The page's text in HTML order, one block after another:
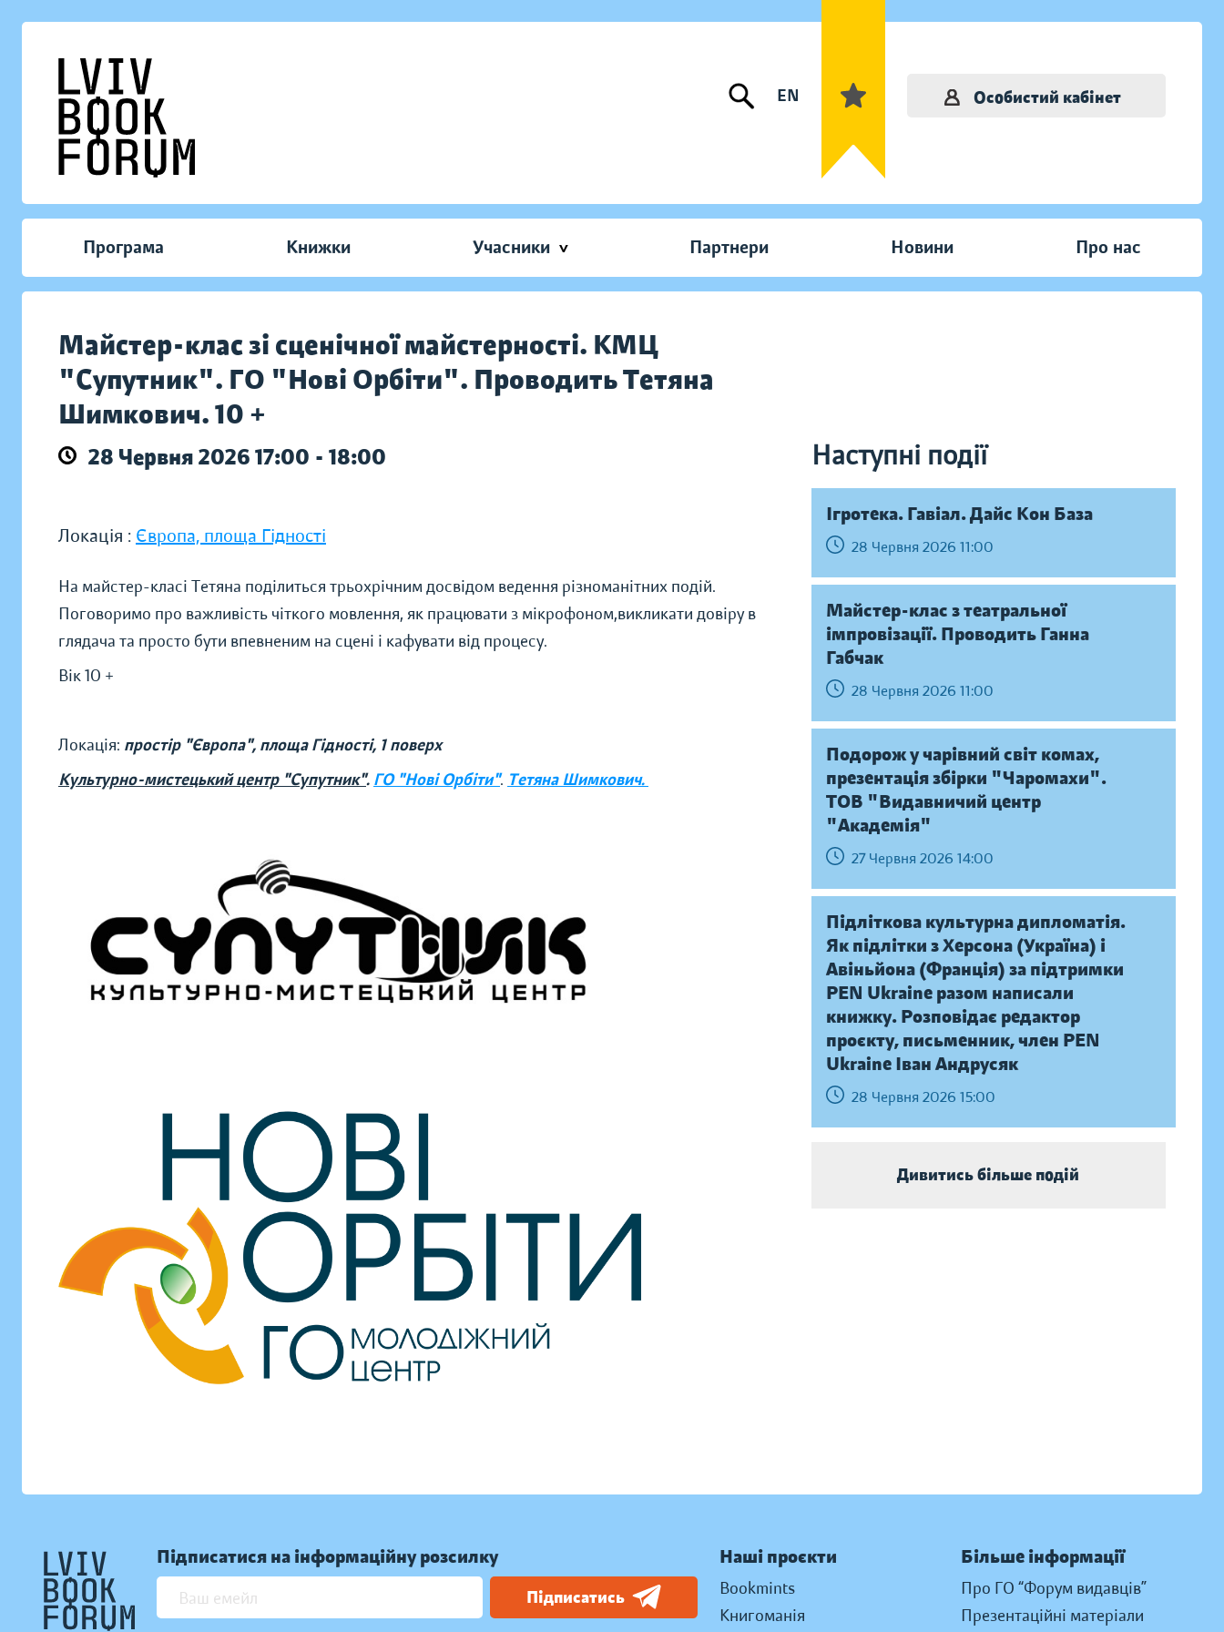
EN Особистий кабінет
Програма Книжки Учасники Партнери Новини Про нас
Майстер-клас зі сценічної майстерності. КМЦ
"Супутник". ГО "Нові Орбіти". Проводить Тетяна
Шимкович. 10 +
28 Червня 2026 17:00 - 18:00 Наступні події
Локація : Європа, площа Гідності
На майстер-класі Тетяна поділиться трьохрічним досвідом ведення різноманітних подій.
Поговоримо про важливість чіткого мовлення, як працювати з мікрофоном,викликати довіру в
глядача та просто бути впевненим на сцені і кафувати від процесу.
Вік 10 +
Локація: простір "Європа", площа Гідності, 1 поверх
Культурно-мистецький центр "Супутник". ГО "Нові Орбіти". Тетяна Шимкович.
Ігротека. Гавіал. Дайс Кон База
28 Червня 2026 11:00
Майстер-клас з театральної
імпровізації. Проводить Ганна
Габчак
28 Червня 2026 11:00
Подорож у чарівний світ комах,
презентація збірки "Чаромахи".
ТОВ "Видавничий центр
"Академія"
27 Червня 2026 14:00
Підліткова культурна дипломатія.
Як підлітки з Херсона (Україна) і
Авіньйона (Франція) за підтримки
PEN Ukraine разом написали
книжку. Розповідає редактор
проєкту, письменник, член PEN
Ukraine Іван Андрусяк
28 Червня 2026 15:00
Дивитись більше подій
Підписатися на інформаційну розсилку
Підписатись
Наші проєкти
Bookmints
Книгоманія
Більше інформації
Про ГО “Форум видавців”
Презентаційні матеріали